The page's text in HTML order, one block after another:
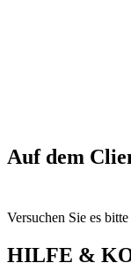
Auf dem
Versuchen Sie es
HILFE &